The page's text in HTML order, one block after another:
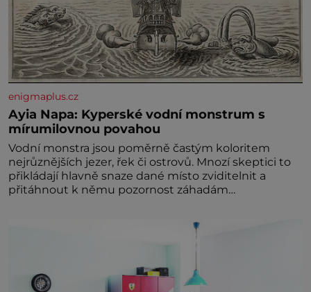
enigmaplus.cz
Ayia Napa: Kyperské vodní monstrum s
mírumilovnou povahou
Vodní monstra jsou poměrně častým koloritem
nejrůznějších jezer, řek či ostrovů. Mnozí skeptici to
přikládají hlavně snaze dané místo zviditelnit a
přitáhnout k němu pozornost záhadám